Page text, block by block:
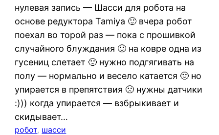
нулевая запись — Шасси для робота на
основе редуктора Tamiya 🙂 вчера робот
поехал во торой раз — пока с прошивкой
случайного блуждания 🙂 на ковре одна из
гусениц слетает 🙁 нужно подгягивать на
полу — нормально и весело катается 🙂 но
упирается в препятствия 🙁 нужны датчики
:))) когда упирается — взбрыкивает и
скидывает…
робот, шасси